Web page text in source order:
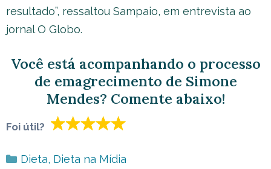
resultado”, ressaltou Sampaio, em entrevista ao
jornal O Globo.
Você está acompanhando o processo
de emagrecimento de Simone
Mendes? Comente abaixo!
Foi útil?
Categorias
Dieta, Dieta na Mídia